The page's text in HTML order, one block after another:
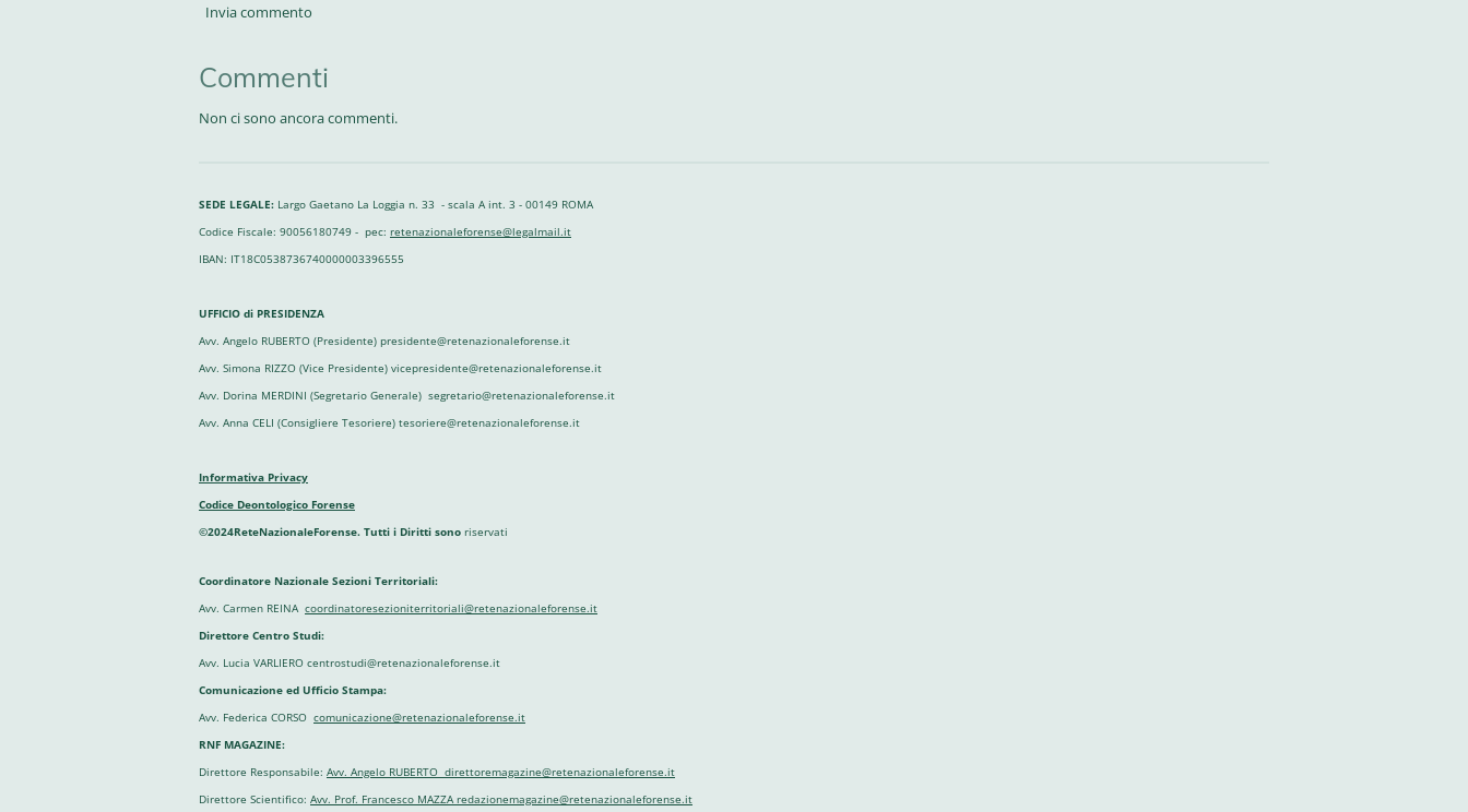
Invia commento
Commenti
Non ci sono ancora commenti.
SEDE LEGALE: Largo Gaetano La Loggia n. 33 - scala A int. 3 - 00149 ROMA
Codice Fiscale: 90056180749 - pec: retenazionaleforense@legalmail.it
IBAN: IT18C0538736740000003396555
UFFICIO di PRESIDENZA
Avv. Angelo RUBERTO (Presidente) presidente@retenazionaleforense.it
Avv. Simona RIZZO (Vice Presidente) vicepresidente@retenazionaleforense.it
Avv. Dorina MERDINI (Segretario Generale) segretario@retenazionaleforense.it
Avv. Anna CELI (Consigliere Tesoriere) tesoriere@retenazionaleforense.it
Informativa Privacy
Codice Deontologico Forense
©2024ReteNazionaleForense. Tutti i Diritti sono riservati
Coordinatore Nazionale Sezioni Territoriali:
Avv. Carmen REINA coordinatoresezioniterritoriali@retenazionaleforense.it
Direttore Centro Studi:
Avv. Lucia VARLIERO centrostudi@retenazionaleforense.it
Comunicazione ed Ufficio Stampa:
Avv. Federica CORSO comunicazione@retenazionaleforense.it
RNF MAGAZINE:
Direttore Responsabile: Avv. Angelo RUBERTO direttoremagazine@retenazionaleforense.it
Direttore Scientifico: Avv. Prof. Francesco MAZZA redazionemagazine@retenazionaleforense.it